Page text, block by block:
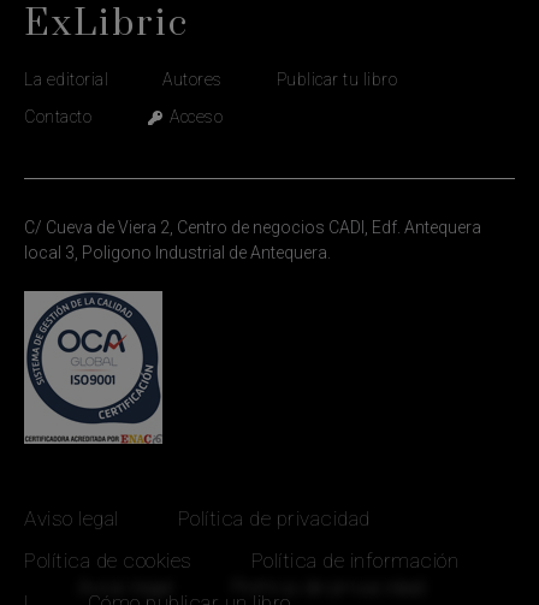
ExLibric
La editorial Autores
Publicar tu libro
Contacto
Acceso
C/ Cueva de Viera 2, Centro de negocios CADI, Edf. Antequera
local 3, Poligono Industrial de Antequera.
Aviso legal
Política de privacidad
Política de cookies
Política de información